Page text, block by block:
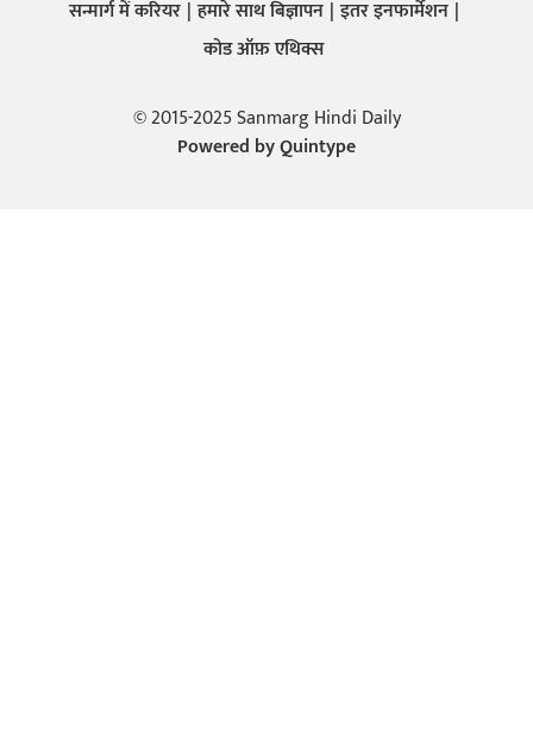
सन्मार्ग में करियर हमारे साथ बिज्ञापन इतर इनफार्मेशन
कोड ऑफ़ एथिक्स
© 2015-2025 Sanmarg Hindi Daily
Powered byQuintype